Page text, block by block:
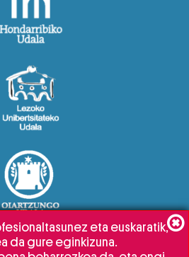
eta euskaratik,
da gure eginkizuna.